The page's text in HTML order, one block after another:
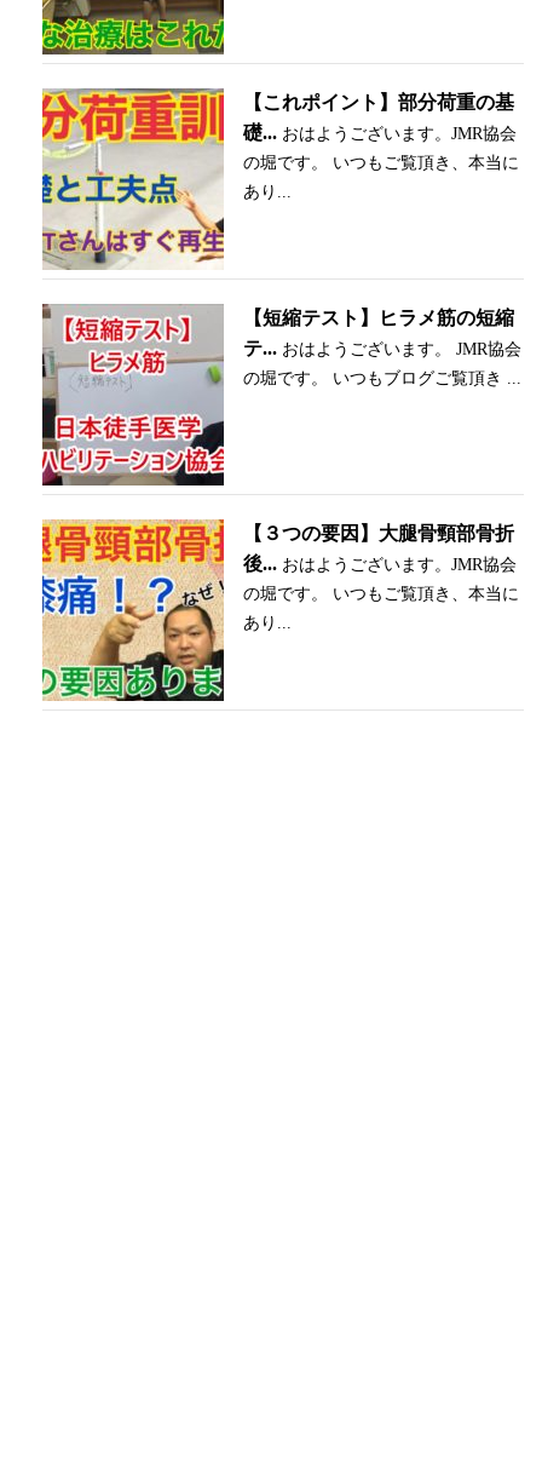
【これポイント】部分荷重の基
礎... おはようございます。JMR協会
の堀です。 いつもご覧頂き、本当に
あり...
【短縮テスト】ヒラメ筋の短縮
テ... おはようございます。 JMR協会
の堀です。 いつもブログご覧頂き ...
【３つの要因】大腿骨頸部骨折
後... おはようございます。JMR協会
の堀です。 いつもご覧頂き、本当に
あり...